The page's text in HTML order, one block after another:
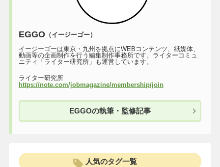
EGGO（イージーゴー）
イージーゴーは東京・九州を拠点にWEBコンテンツ、紙媒体、
動画等の企画制作を行う編集制作事務所です。ライターコミュ
ニティ「ライター研究所」も運営しています。
ライター研究所
https://note.com/jobmagazine/membership/join
EGGOの執筆・監修記事
人気のタグ一覧